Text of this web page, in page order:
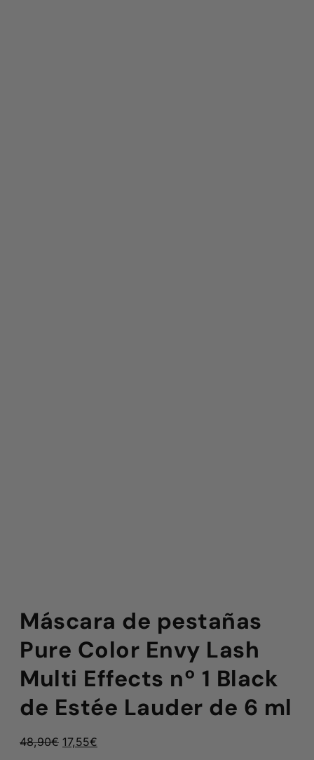
Máscara de pestañas
Pure Color Envy Lash
Multi Effects nº 1 Black
de Estée Lauder de 6 ml
48,90€ El
17,55€